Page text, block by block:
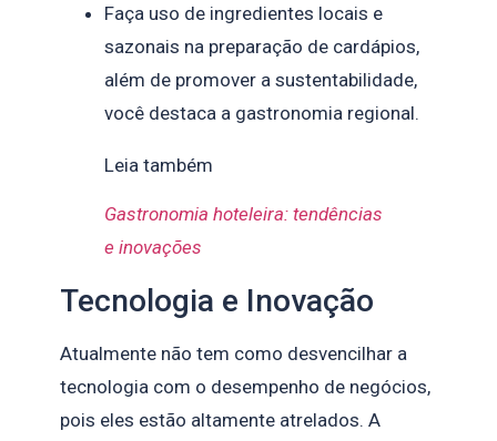
Faça uso de ingredientes locais e
sazonais na preparação de cardápios,
além de promover a sustentabilidade,
você destaca a gastronomia regional.
Leia também
Gastronomia hoteleira: tendências
e inovações
Tecnologia e Inovação
Atualmente não tem como desvencilhar a
tecnologia com o desempenho de negócios,
pois eles estão altamente atrelados. A